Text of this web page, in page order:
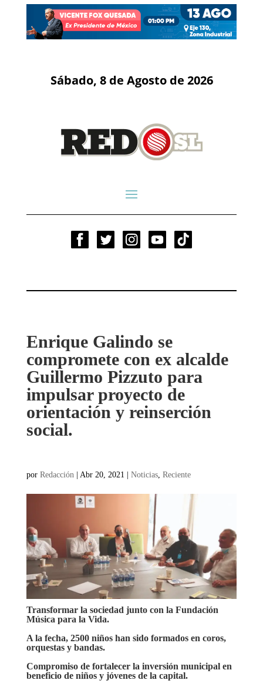
Sábado, 8 de Agosto de 2026
Enrique Galindo se
compromete con ex alcalde
Guillermo Pizzuto para
impulsar proyecto de
orientación y reinserción
social.
por Redacción | Abr 20, 2021 | Noticias, Reciente
Transformar la sociedad junto con la Fundación
Música para la Vida.
A la fecha, 2500 niños han sido formados en coros,
orquestas y bandas.
Compromiso de fortalecer la inversión municipal en
beneficio de niños y jóvenes de la capital.